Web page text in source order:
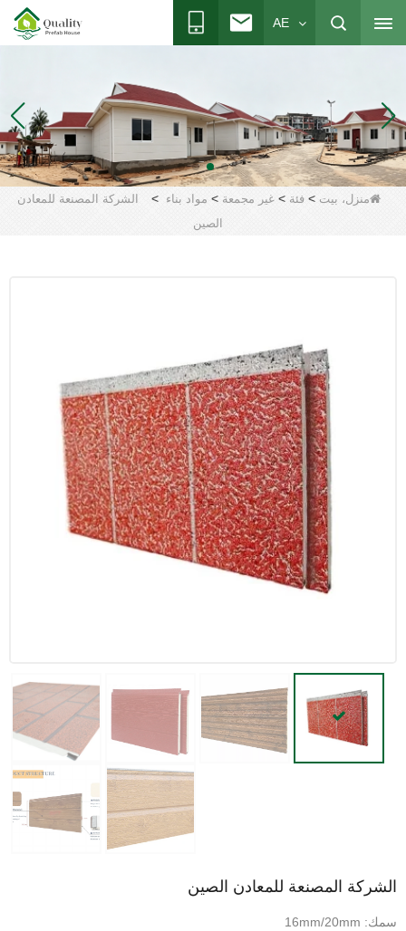
AE
منزل، بيت >فئة >غير مجمعة > مواد بناء >
الشركة المصنعة للمعادن
الصين
الشركة المصنعة للمعادن الصين
سمك: 16mm/20mm